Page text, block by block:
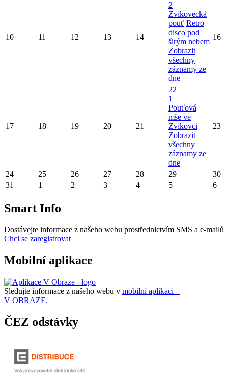
10 11 12 13 14
2
Zvíkovecká
pouť Retro
disco pod
širým nebem
Zobrazit
všechny
záznamy ze
dne
16
17 18 19 20 21
22
1
Pouťová
mše ve
Zvíkovci
Zobrazit
všechny
záznamy ze
dne
23
24 25 26 27 28 29
30
31
1 2 3 4 5 6
Smart Info
Dostávejte informace z našeho webu prostřednictvím SMS a e-mailů
Chci se zaregistrovat
Mobilní aplikace
Sledujte informace z našeho webu v mobilní aplikaci –
V OBRAZE.
ČEZ odstávky